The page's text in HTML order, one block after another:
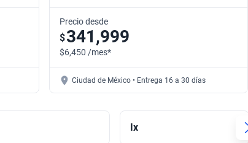
Precio desde
$341,999
$6,450 /mes*
Ciudad de México • Entrega 16 a 30 días
Ix